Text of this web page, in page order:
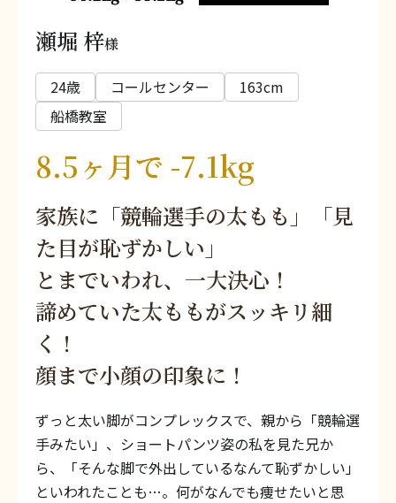
瀬堀 梓様
24歳 コールセンター
163cm
船橋教室
8.5ヶ月で -7.1kg
家族に「競輪選手の太もも」「見
た目が恥ずかしい」
とまでいわれ、一大決心！
諦めていた太ももがスッキリ細
く！
顔まで小顔の印象に！
ずっと太い脚がコンプレックスで、親から「競輪選
手みたい」、ショートパンツ姿の私を見た兄か
ら、「そんな脚で外出しているなんて恥ずかしい」
といわれたことも…。何がなんでも痩せたいと思